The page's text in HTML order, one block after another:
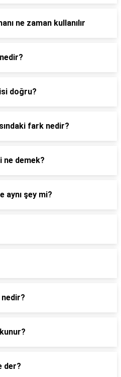
ne zaman kullanılır
doğru?
fark nedir?
ne demek?
aynı şey mi?
nedir?
der?